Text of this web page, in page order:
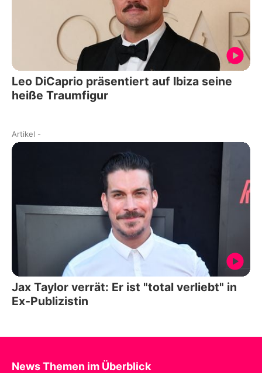
Leo DiCaprio präsentiert auf Ibiza seine
heiße Traumfigur
Artikel -
Jax Taylor verrät: Er ist "total verliebt" in
Ex-Publizistin
News Themen im Überblick